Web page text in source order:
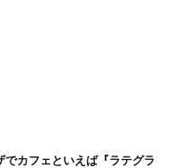
でカフェといえば『ラテグラ